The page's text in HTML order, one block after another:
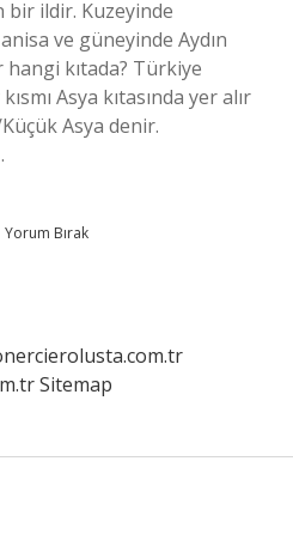
bir ildir. Kuzeyinde
ve güneyinde Aydın
kıtada? Türkiye
Asya kıtasında yer alır
Asya denir.
Yorum Bırak
Sitemap